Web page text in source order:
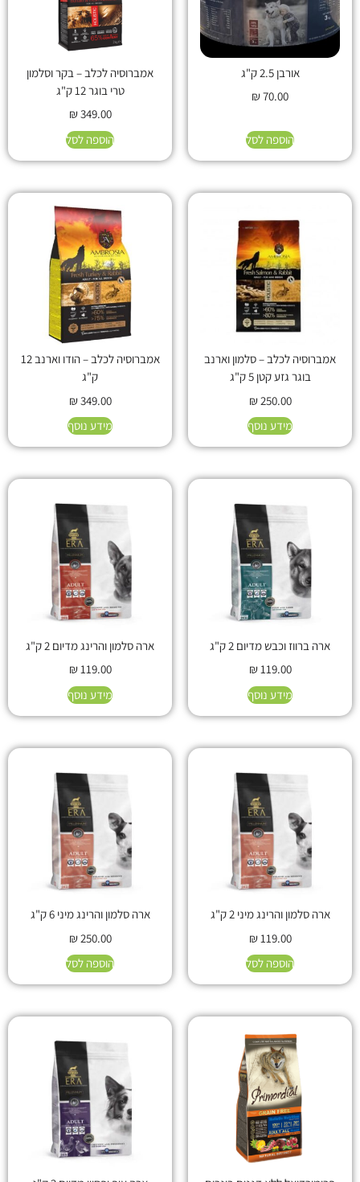
אורבן 2.5 ק"ג
₪70.00
הוספה לסל
אמברוסיה לכלב – בקר וסלמון
טרי בוגר 12 ק"ג
₪349.00
הוספה לסל
אמברוסיה לכלב – סלמון וארנב
בוגר גזע קטן 5 ק"ג
₪250.00
מידע נוסף
אמברוסיה לכלב – הודו וארנב 12
ק"ג
₪349.00
מידע נוסף
ארה ברווז וכבש מדיום 2 ק"ג
₪119.00
מידע נוסף
ארה סלמון והרינג מדיום 2 ק"ג
₪119.00
מידע נוסף
ארה סלמון והרינג מיני 2 ק"ג
₪119.00
הוספה לסל
ארה סלמון והרינג מיני 6 ק"ג
₪250.00
הוספה לסל